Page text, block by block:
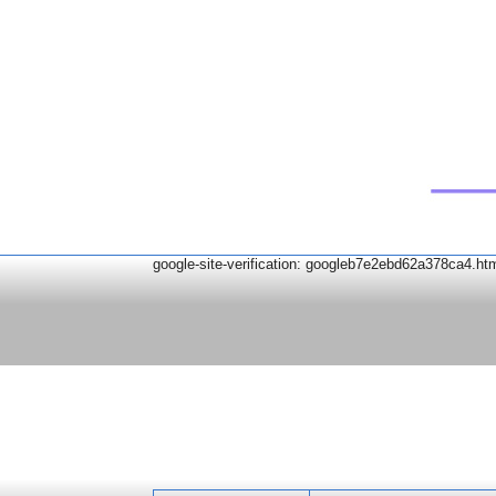
google-site-verification: